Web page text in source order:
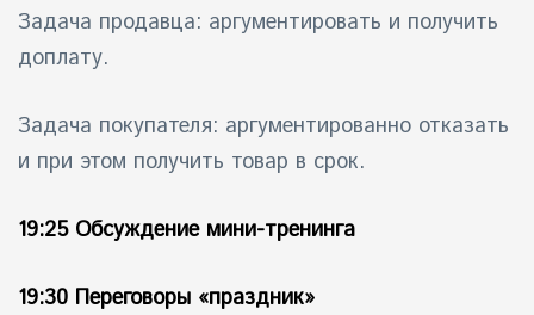
Задача продавца: аргументировать и получить
доплату.
Задача покупателя: аргументированно отказать
и при этом получить товар в срок.
19:25 Обсуждение мини-тренинга
19:30 Переговоры «праздник»